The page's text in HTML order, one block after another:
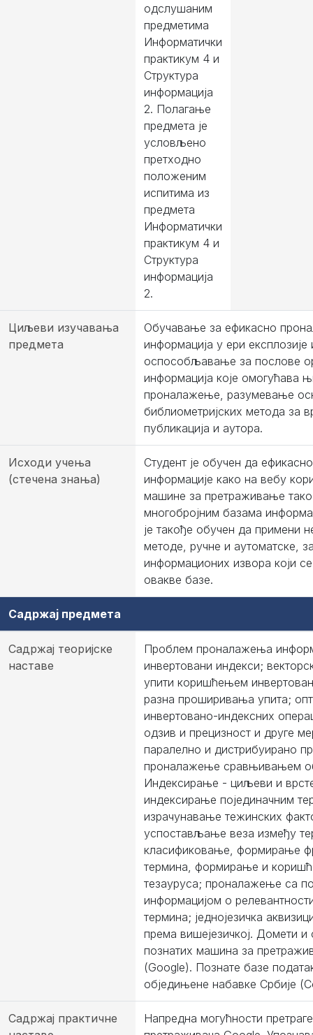
одслушаним
предметима
Информатички
практикум 4 и
Структура
информација
2. Полагање
предмета је
условљено
претходно
положеним
испитима из
предмета
Информатички
практикум 4 и
Структура
информација
2.
Циљеви изучавања
предмета
Обучавање за ефикасно
информација у ери експлозије
оспособљавање за послове
информација које омогућава
проналажење, разумевање
библиометријских метода за
публикација и аутора.
Исходи учења
(стечена знања)
Студент је обучен да
информације како на вебу
машине за претраживање
многобројним базама
је такође обучен да примени
методе, ручне и аутоматске,
информационих извора који
овакве базе.
Садржај предмета
Садржај теоријске
наставе
Проблем проналажења
инвертовани индекси;
упити коришћењем
разна проширивања упита;
инвертовано-индексних
одзив и прецизност и друге
паралелнo и дистрибуирано
проналажење сравњивањем
Индексирање - циљеви и
индексирање појединачним
израчунавање тежинских
успостављање веза између
класификовање, формирање
термина, формирање и
тезауруса; проналажење са
информацијом о
термина; једнојезичка
према вишејезичкој. Домети и
познатих машина за
(Google). Познате базе
обједињене набавке Србије
Садржај практичне
Напредна могућности